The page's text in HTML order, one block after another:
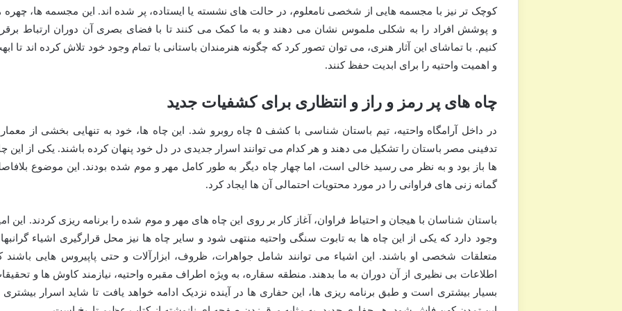
کوچک تر نیز با مجسمه هایی از شخصی نامعلوم، در حالت های نشسته یا ایستاده، پر شده اند. این مجسمه ها، چهره
و پوشش افراد را به شکلی ملموس نشان می دهند و به ما کمک می کنند تا با فضای بصری آن دوران ارتباط
کنیم. با تماشای این آثار هنری، می توان تصور کرد که چگونه هنرمندان باستانی با تمام وجود خود تلاش کرده اند تا
و اهمیت واحتیه را برای ابدیت حفظ کنند.
چاه های پر رمز و راز و انتظاری برای کشفیات جدید
در داخل آرامگاه واحتیه، تیم باستان شناسی با کشف ۵ چاه روبرو شد. این چاه ها، خود به تنهایی بخشی از
تدفینی مصر باستان را تشکیل می دهند و هر کدام می توانند اسرار جدیدی در دل خود پنهان کرده باشند. یکی از این
ها باز بود و به نظر می رسید خالی است، اما چهار چاه دیگر به طور کامل مهر و موم شده بودند. این موضوع
گمانه زنی های فراوانی را در مورد محتویات احتمالی آن ها ایجاد کرد.
باستان شناسان با هیجان و احتیاط فراوان، آغاز کار بر روی این چاه های مهر و موم شده را برنامه ریزی کردند. این
وجود دارد که یکی از این چاه ها به تابوت سنگی واحتیه منتهی شود و سایر چاه ها نیز محل قرارگیری اشیاء
متعلقات شخصی او باشند. این اشیاء می توانند شامل جواهرات، ظروف، ابزارآلات و حتی پاپیروس هایی باشند
اطلاعات بی نظیری از آن دوران به ما بدهند. منطقه سقاره، به ویژه اطراف مقبره واحتیه، نیازمند کاوش ها و
بسیار بیشتری است و طبق برنامه ریزی ها، این حفاری ها در آینده نزدیک ادامه خواهد یافت تا شاید اسرار بیشتری